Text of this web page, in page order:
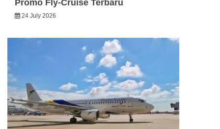
Promo Fly-Cruise Terbaru
24 July 2026